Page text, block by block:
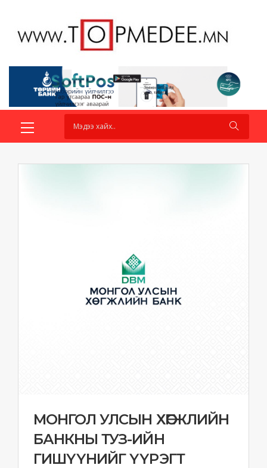
МОНГОЛ УЛСЫН ХӨГЖЛИЙН
БАНКНЫ ТУЗ-ИЙН
ГИШҮҮНИЙГ ҮҮРЭГТ